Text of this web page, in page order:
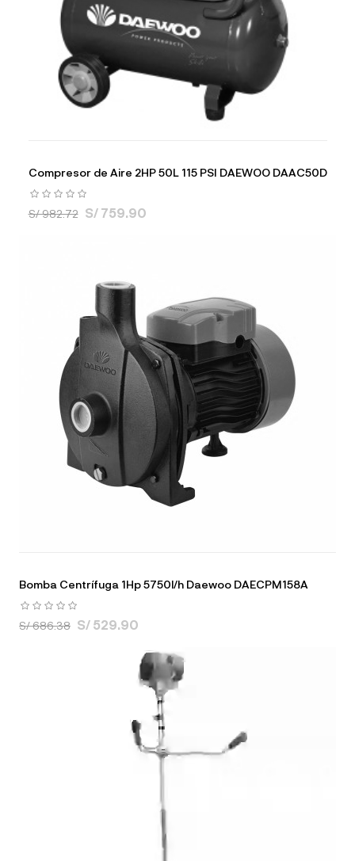
Compresor de Aire 2HP 50L 115 PSI DAEWOO DAAC50D
S/ 982.72 S/ 759.90
Bomba Centrífuga 1Hp 5750l/h Daewoo DAECPM158A
S/ 686.38 S/ 529.90